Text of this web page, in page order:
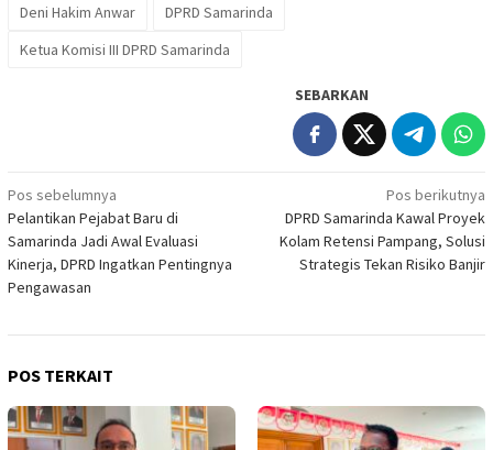
Deni Hakim Anwar
DPRD Samarinda
Ketua Komisi III DPRD Samarinda
SEBARKAN
Navigasi
pos
Pos sebelumnya
Pelantikan Pejabat Baru di
Samarinda Jadi Awal Evaluasi
Kinerja, DPRD Ingatkan Pentingnya
Pengawasan
Pos berikutnya
DPRD Samarinda Kawal Proyek
Kolam Retensi Pampang, Solusi
Strategis Tekan Risiko Banjir
POS TERKAIT